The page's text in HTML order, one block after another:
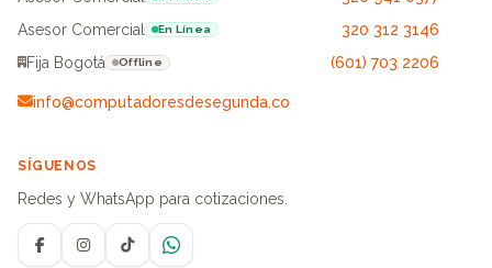
Asesor Comercial
En Línea
320 312 3146
Fija Bogotá
Offline (601) 703 2206
info@computadoresdesegunda.co
SÍGUENOS
Redes y WhatsApp para cotizaciones.
FacebookInstagramTikTokWhatsApp